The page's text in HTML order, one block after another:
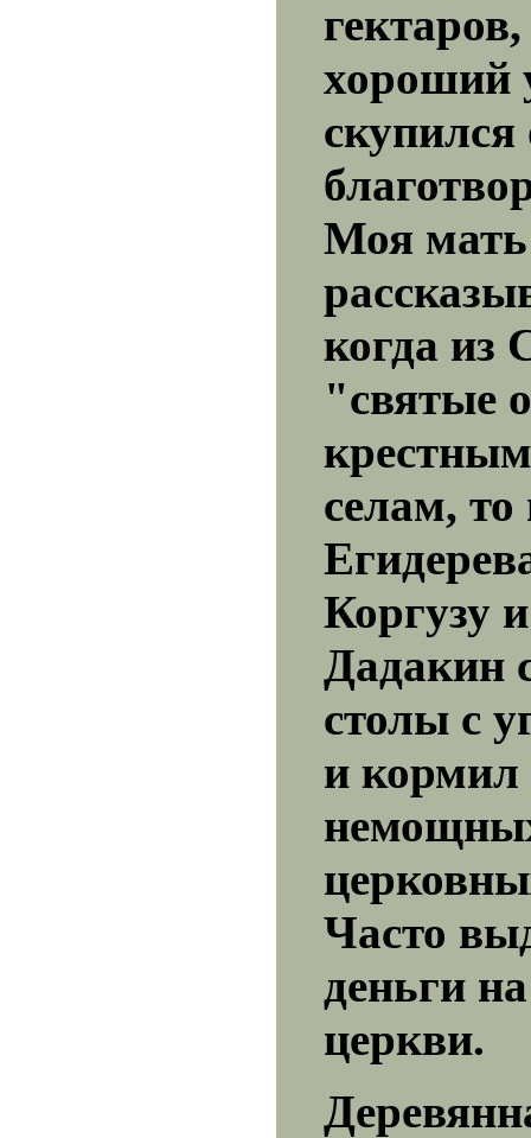
хороший
скупился
Моя мать
когда из
"святые
селам, то
Коргузу
Дадакин
столы с
и кормил
Часто
деньги
церкви.